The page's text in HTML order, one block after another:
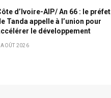
d’Ivoire-AIP/ An 66 : le préfet
Tanda appelle à l’union pour
le développement
AOÛT 2026